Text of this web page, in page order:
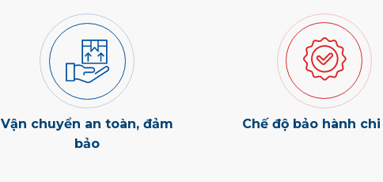
Vận chuyển an toàn, đảm
bảo
Chế độ bảo hành